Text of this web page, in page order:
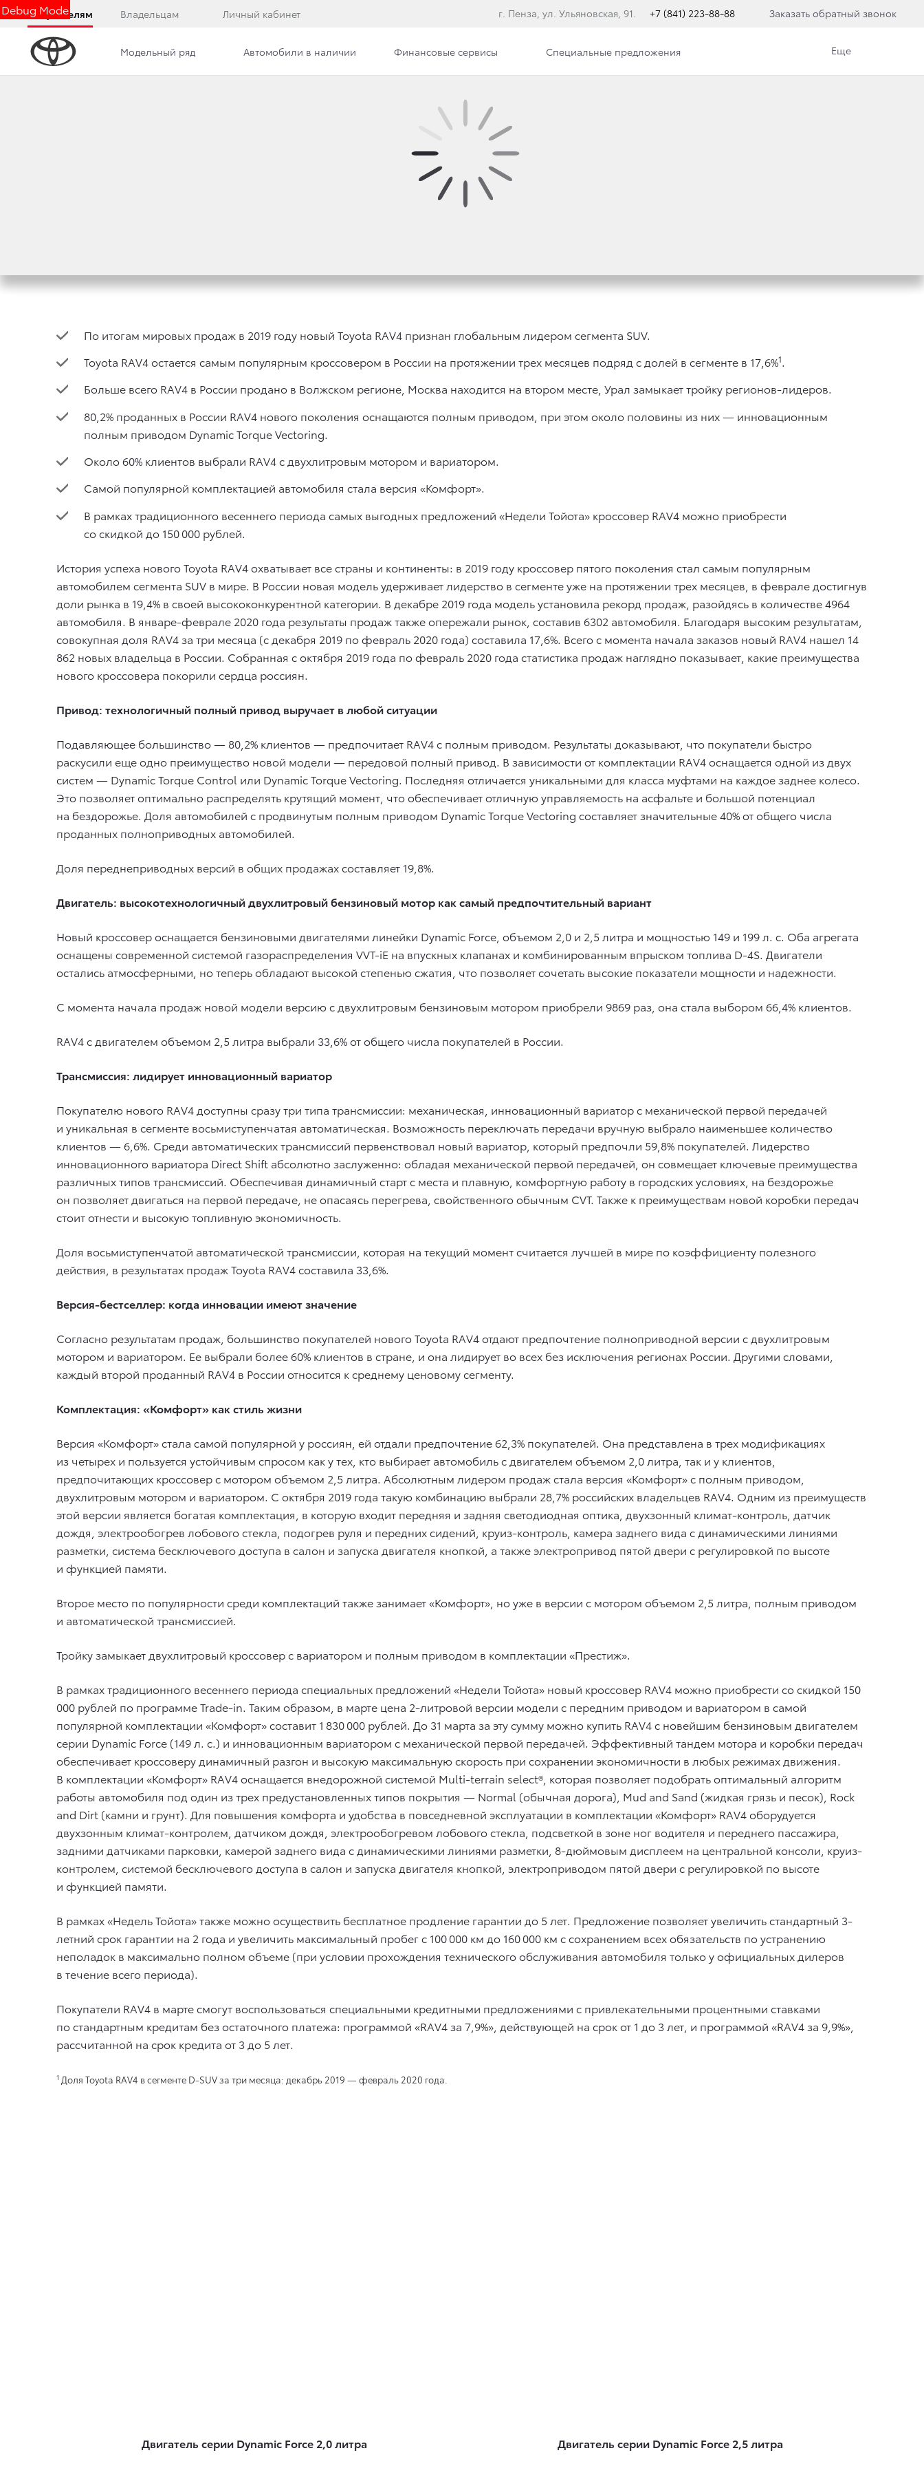
Debug Mode
Покупателям Владельцам Личный кабинет г. Пенза, ул. Ульяновская, 91. +7 (841) 223-88-88 Заказать обратный звонок
Модельный ряд Автомобили в наличии Финансовые сервисы Специальные предложения Еще
РАСКРЫВАЕМ СЕКРЕТ БЕСТСЕЛЛЕРА TOYOTA RAV4
По итогам мировых продаж в 2019 году новый Toyota RAV4 признан глобальным лидером сегмента SUV.
Toyota RAV4 остается самым популярным кроссовером в России на протяжении трех месяцев подряд с долей в сегменте в 17,6%1.
Больше всего RAV4 в России продано в Волжском регионе, Москва находится на втором месте, Урал замыкает тройку регионов-лидеров.
80,2% проданных в России RAV4 нового поколения оснащаются полным приводом, при этом около половины из них — инновационным
полным приводом Dynamic Torque Vectoring.
Около 60% клиентов выбрали RAV4 с двухлитровым мотором и вариатором.
Самой популярной комплектацией автомобиля стала версия «Комфорт».
В рамках традиционного весеннего периода самых выгодных предложений «Недели Тойота» кроссовер RAV4 можно приобрести
со скидкой до 150 000 рублей.
История успеха нового Toyota RAV4 охватывает все страны и континенты: в 2019 году кроссовер пятого поколения стал самым популярным
автомобилем сегмента SUV в мире. В России новая модель удерживает лидерство в сегменте уже на протяжении трех месяцев, в феврале достигнув
доли рынка в 19,4% в своей высококонкурентной категории. В декабре 2019 года модель установила рекорд продаж, разойдясь в количестве 4964
автомобиля. В январе-феврале 2020 года результаты продаж также опережали рынок, составив 6302 автомобиля. Благодаря высоким результатам,
совокупная доля RAV4 за три месяца (с декабря 2019 по февраль 2020 года) составила 17,6%. Всего с момента начала заказов новый RAV4 нашел 14
862 новых владельца в России. Собранная с октября 2019 года по февраль 2020 года статистика продаж наглядно показывает, какие преимущества
нового кроссовера покорили сердца россиян.
Привод: технологичный полный привод выручает в любой ситуации
Подавляющее большинство — 80,2% клиентов — предпочитает RAV4 с полным приводом. Результаты доказывают, что покупатели быстро
раскусили еще одно преимущество новой модели — передовой полный привод. В зависимости от комплектации RAV4 оснащается одной из двух
систем — Dynamic Torque Control или Dynamic Torque Vectoring. Последняя отличается уникальными для класса муфтами на каждое заднее колесо.
Это позволяет оптимально распределять крутящий момент, что обеспечивает отличную управляемость на асфальте и большой потенциал
на бездорожье. Доля автомобилей с продвинутым полным приводом Dynamic Torque Vectoring составляет значительные 40% от общего числа
проданных полноприводных автомобилей.
Доля переднеприводных версий в общих продажах составляет 19,8%.
Двигатель: высокотехнологичный двухлитровый бензиновый мотор как самый предпочтительный вариант
Новый кроссовер оснащается бензиновыми двигателями линейки Dynamic Force, объемом 2,0 и 2,5 литра и мощностью 149 и 199 л. с. Оба агрегата
оснащены современной системой газораспределения VVT-iE на впускных клапанах и комбинированным впрыском топлива D-4S. Двигатели
остались атмосферными, но теперь обладают высокой степенью сжатия, что позволяет сочетать высокие показатели мощности и надежности.
С момента начала продаж новой модели версию с двухлитровым бензиновым мотором приобрели 9869 раз, она стала выбором 66,4% клиентов.
RAV4 с двигателем объемом 2,5 литра выбрали 33,6% от общего числа покупателей в России.
Трансмиссия: лидирует инновационный вариатор
Покупателю нового RAV4 доступны сразу три типа трансмиссии: механическая, инновационный вариатор с механической первой передачей
и уникальная в сегменте восьмиступенчатая автоматическая. Возможность переключать передачи вручную выбрало наименьшее количество
клиентов — 6,6%. Среди автоматических трансмиссий первенствовал новый вариатор, который предпочли 59,8% покупателей. Лидерство
инновационного вариатора Direct Shift абсолютно заслуженно: обладая механической первой передачей, он совмещает ключевые преимущества
различных типов трансмиссий. Обеспечивая динамичный старт с места и плавную, комфортную работу в городских условиях, на бездорожье
он позволяет двигаться на первой передаче, не опасаясь перегрева, свойственного обычным CVT. Также к преимуществам новой коробки передач
стоит отнести и высокую топливную экономичность.
Доля восьмиступенчатой автоматической трансмиссии, которая на текущий момент считается лучшей в мире по коэффициенту полезного
действия, в результатах продаж Toyota RAV4 составила 33,6%.
Версия-бестселлер: когда инновации имеют значение
Согласно результатам продаж, большинство покупателей нового Toyota RAV4 отдают предпочтение полноприводной версии с двухлитровым
мотором и вариатором. Ее выбрали более 60% клиентов в стране, и она лидирует во всех без исключения регионах России. Другими словами,
каждый второй проданный RAV4 в России относится к среднему ценовому сегменту.
Комплектация: «Комфорт» как стиль жизни
Версия «Комфорт» стала самой популярной у россиян, ей отдали предпочтение 62,3% покупателей. Она представлена в трех модификациях
из четырех и пользуется устойчивым спросом как у тех, кто выбирает автомобиль с двигателем объемом 2,0 литра, так и у клиентов,
предпочитающих кроссовер с мотором объемом 2,5 литра. Абсолютным лидером продаж стала версия «Комфорт» с полным приводом,
двухлитровым мотором и вариатором. С октября 2019 года такую комбинацию выбрали 28,7% российских владельцев RAV4. Одним из преимуществ
этой версии является богатая комплектация, в которую входит передняя и задняя светодиодная оптика, двухзонный климат-контроль, датчик
дождя, электрообогрев лобового стекла, подогрев руля и передних сидений, круиз-контроль, камера заднего вида с динамическими линиями
разметки, система бесключевого доступа в салон и запуска двигателя кнопкой, а также электропривод пятой двери с регулировкой по высоте
и функцией памяти.
Второе место по популярности среди комплектаций также занимает «Комфорт», но уже в версии с мотором объемом 2,5 литра, полным приводом
и автоматической трансмиссией.
Тройку замыкает двухлитровый кроссовер с вариатором и полным приводом в комплектации «Престиж».
В рамках традиционного весеннего периода специальных предложений «Недели Тойота» новый кроссовер RAV4 можно приобрести со скидкой 150
000 рублей по программе Trade-in. Таким образом, в марте цена 2-литровой версии модели с передним приводом и вариатором в самой
популярной комплектации «Комфорт» составит 1 830 000 рублей. До 31 марта за эту сумму можно купить RAV4 с новейшим бензиновым двигателем
серии Dynamic Force (149 л. с.) и инновационным вариатором с механической первой передачей. Эффективный тандем мотора и коробки передач
обеспечивает кроссоверу динамичный разгон и высокую максимальную скорость при сохранении экономичности в любых режимах движения.
В комплектации «Комфорт» RAV4 оснащается внедорожной системой Multi-terrain select®, которая позволяет подобрать оптимальный алгоритм
работы автомобиля под один из трех предустановленных типов покрытия — Normal (обычная дорога), Mud and Sand (жидкая грязь и песок), Rock
and Dirt (камни и грунт). Для повышения комфорта и удобства в повседневной эксплуатации в комплектации «Комфорт» RAV4 оборудуется
двухзонным климат-контролем, датчиком дождя, электрообогревом лобового стекла, подсветкой в зоне ног водителя и переднего пассажира,
задними датчиками парковки, камерой заднего вида с динамическими линиями разметки, 8-дюймовым дисплеем на центральной консоли, круиз-
контролем, системой бесключевого доступа в салон и запуска двигателя кнопкой, электроприводом пятой двери с регулировкой по высоте
и функцией памяти.
В рамках «Недель Тойота» также можно осуществить бесплатное продление гарантии до 5 лет. Предложение позволяет увеличить стандартный 3-
летний срок гарантии на 2 года и увеличить максимальный пробег с 100 000 км до 160 000 км с сохранением всех обязательств по устранению
неполадок в максимально полном объеме (при условии прохождения технического обслуживания автомобиля только у официальных дилеров
в течение всего периода).
Покупатели RAV4 в марте смогут воспользоваться специальными кредитными предложениями с привлекательными процентными ставками
по стандартным кредитам без остаточного платежа: программой «RAV4 за 7,9%», действующей на срок от 1 до 3 лет, и программой «RAV4 за 9,9%»,
рассчитанной на срок кредита от 3 до 5 лет.
1 Доля Toyota RAV4 в сегменте D-SUV за три месяца: декабрь 2019 — февраль 2020 года.
Двигатель серии Dynamic Force 2,0 литра Двигатель серии Dynamic Force 2,5 литра